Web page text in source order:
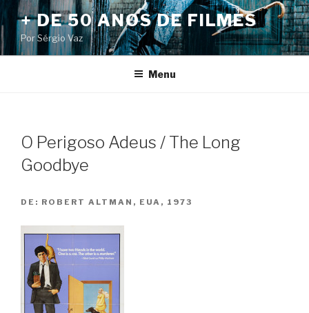
Pular
para
o
conteúdo
+ DE 50 ANOS DE FILMES
Por Sérgio Vaz
Menu
O Perigoso Adeus / The Long
Goodbye
DE: ROBERT ALTMAN, EUA, 1973